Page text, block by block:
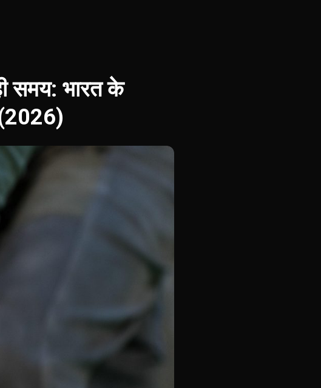
समय: भारत के
(2026)